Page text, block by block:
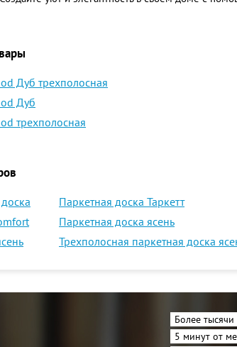
Дуб трехполосная
Дуб
трехполосная
Паркетная доска Таркетт
Паркетная доска ясень
Трехполосная паркетная доска
Более
5 минут от